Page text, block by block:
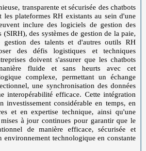
transparente et sécurisée des chatbots
les plateformes RH existants au sein d'une
inclure des logiciels de gestion des
(SIRH), des systèmes de gestion de la paie,
gestion des talents et d'autres outils RH
des défis logistiques et techniques
doivent s'assurer que les chatbots
fluide et sans heurts avec cet
complexe, permettant un échange
une synchronisation des données
interopérabilité efficace. Cette intégration
investissement considérable en temps, en
et en expertise technique, ainsi qu'une
à jour continues pour garantir que le
de manière efficace, sécurisée et
environnement technologique en constante